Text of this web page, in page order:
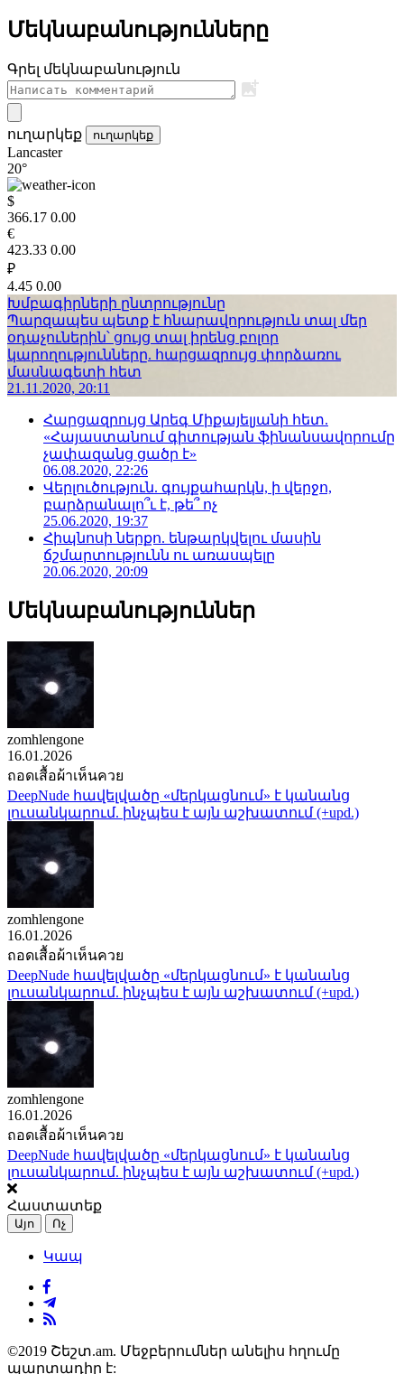
Մեկնաբանությունները
Գրել մեկնաբանություն
ուղարկեք ուղարկեք
Lancaster
20°
$
366.17 0.00
€
423.33 0.00
₽
4.45 0.00
Խմբագիրների ընտրությունը
Պարզապես պետք է հնարավորություն տալ մեր
օդաչուներին՝ ցույց տալ իրենց բոլոր
կարողությունները. հարցազրույց փորձառու
մասնագետի հետ
21.11.2020, 20:11
Հարցազրույց Արեգ Միքայելյանի հետ.
«Հայաստանում գիտության ֆինանսավորումը
չափազանց ցածր է»
06.08.2020, 22:26
Վերլուծություն. գույքահարկն, ի վերջո,
բարձրանալո՞ւ է, թե՞ ոչ
25.06.2020, 19:37
Հիպնոսի ներքո. ենթարկվելու մասին
ճշմարտությունն ու առասպելը
20.06.2020, 20:09
Մեկնաբանություններ
zomhlengone
16.01.2026
ถอดเสื้อผ้าเห็นควย
DeepNude հավելվածը «մերկացնում» է կանանց
լուսանկարում. ինչպես է այն աշխատում (+upd.)
zomhlengone
16.01.2026
ถอดเสื้อผ้าเห็นควย
DeepNude հավելվածը «մերկացնում» է կանանց
լուսանկարում. ինչպես է այն աշխատում (+upd.)
zomhlengone
16.01.2026
ถอดเสื้อผ้าเห็นควย
DeepNude հավելվածը «մերկացնում» է կանանց
լուսանկարում. ինչպես է այն աշխատում (+upd.)
Հաստատեք
Այո Ոչ
Կապ
©2019 Շեշտ.am. Մեջբերումներ անելիս հղումը
պարտադիր է: